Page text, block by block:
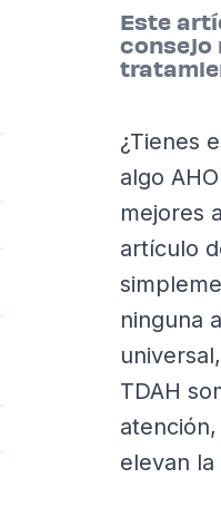
Este
consejo
¿Tienes
algo
mejores
artículo
ninguna
TDAH
elevan